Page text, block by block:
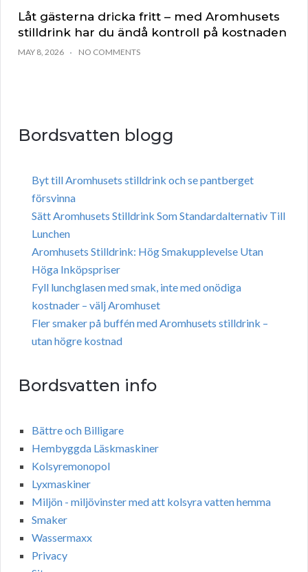
Låt gästerna dricka fritt – med Aromhusets
stilldrink har du ändå kontroll på kostnaden
MAY 8, 2026 NO COMMENTS
Bordsvatten blogg
Byt till Aromhusets stilldrink och se pantberget
försvinna
Sätt Aromhusets Stilldrink Som Standardalternativ Till
Lunchen
Aromhusets Stilldrink: Hög Smakupplevelse Utan
Höga Inköpspriser
Fyll lunchglasen med smak, inte med onödiga
kostnader – välj Aromhuset
Fler smaker på buffén med Aromhusets stilldrink –
utan högre kostnad
Bordsvatten info
Bättre och Billigare
Hembyggda Läskmaskiner
Kolsyremonopol
Lyxmaskiner
Miljön - miljövinster med att kolsyra vatten hemma
Smaker
Wassermaxx
Privacy